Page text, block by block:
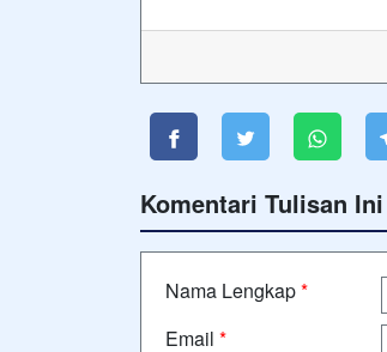
Komentari Tulisan Ini
Nama Lengkap*
Email *